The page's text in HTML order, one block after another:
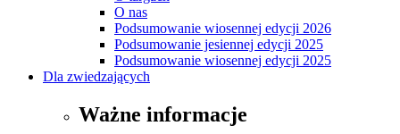
O nas
Podsumowanie wiosennej edycji 2026
Podsumowanie jesiennej edycji 2025
Podsumowanie wiosennej edycji 2025
Dla zwiedzających
Ważne informacje